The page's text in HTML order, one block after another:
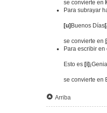
se convierte en
Para subrayar
[u]Buenos Días
se convierte en
Para escribir en
Esto es [i]
se convierte en
Arriba